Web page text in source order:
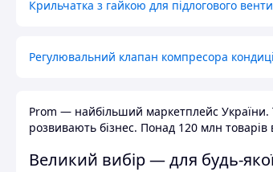
Крильчатка з гайкою для підлогового
Регулювальний клапан компресора
Prom — найбільший маркетплейс України.
розвивають бізнес. Понад 120 млн товарів
Великий вибір — для будь-